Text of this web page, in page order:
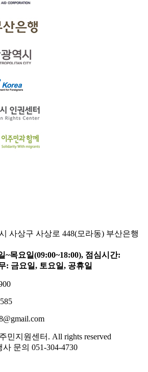
사상구 사상로 448(모라동) 부산은행
~목요일(09:00~18:00), 점심시간:
: 금요일, 토요일, 공휴일
민지원센터. All rights reserved
문의 051-304-4730